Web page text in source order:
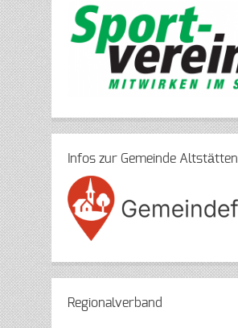
Infos zur Gemeinde Altstätten
Regionalverband